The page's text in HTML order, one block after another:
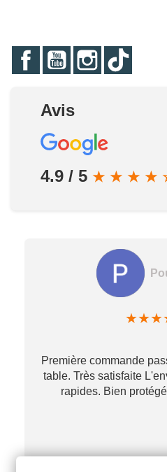
FacebookYouTubeInstagram
Avis
4.9 / 5 ★ ★ ★ ★
★★★
Première commande
table. Très satisfaite
rapides. Bien